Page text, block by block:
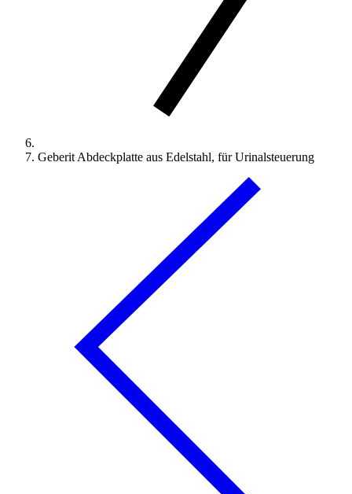
Geberit Abdeckplatte aus Edelstahl, für Urinalsteuerung